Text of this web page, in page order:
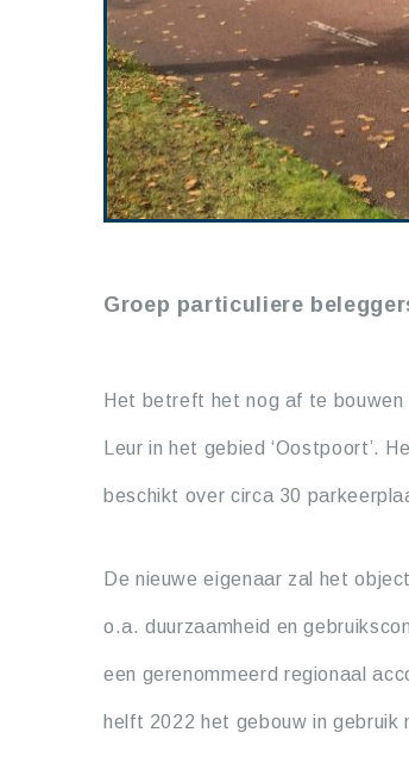
Groep particuliere
Het betreft het nog af te
Leur in het gebied ‘Oostpoort’.
beschikt over circa 30
De nieuwe eigenaar zal het
o.a. duurzaamheid en
een gerenommeerd regionaal
helft 2022 het gebouw in gebruik